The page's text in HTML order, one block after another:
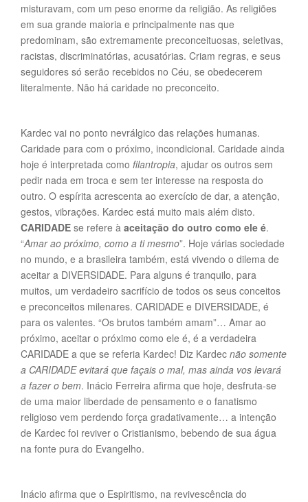
misturavam, com um peso enorme da religião. As religiões
em sua grande maioria e principalmente nas que
predominam, são extremamente preconceituosas, seletivas,
racistas, discriminatórias, acusatórias. Criam regras, e seus
seguidores só serão recebidos no Céu, se obedecerem
literalmente. Não há caridade no preconceito.
Kardec vai no ponto nevrálgico das relações humanas.
Caridade para com o próximo, incondicional. Caridade ainda
hoje é interpretada como filantropia, ajudar os outros sem
pedir nada em troca e sem ter interesse na resposta do
outro. O espírita acrescenta ao exercício de dar, a atenção,
gestos, vibrações. Kardec está muito mais além disto.
CARIDADE se refere à aceitação do outro como ele é.
“Amar ao próximo, como a ti mesmo”. Hoje várias sociedade
no mundo, e a brasileira também, está vivendo o dilema de
aceitar a DIVERSIDADE. Para alguns é tranquilo, para
muitos, um verdadeiro sacrifício de todos os seus conceitos
e preconceitos milenares. CARIDADE e DIVERSIDADE, é
para os valentes. “Os brutos também amam”… Amar ao
próximo, aceitar o próximo como ele é, é a verdadeira
CARIDADE a que se referia Kardec! Diz Kardec não somente
a CARIDADE evitará que façais o mal, mas ainda vos levará
a fazer o bem. Inácio Ferreira afirma que hoje, desfruta-se
de uma maior liberdade de pensamento e o fanatismo
religioso vem perdendo força gradativamente… a intenção
de Kardec foi reviver o Cristianismo, bebendo de sua água
na fonte pura do Evangelho.
Inácio afirma que o Espiritismo, na revivescência do